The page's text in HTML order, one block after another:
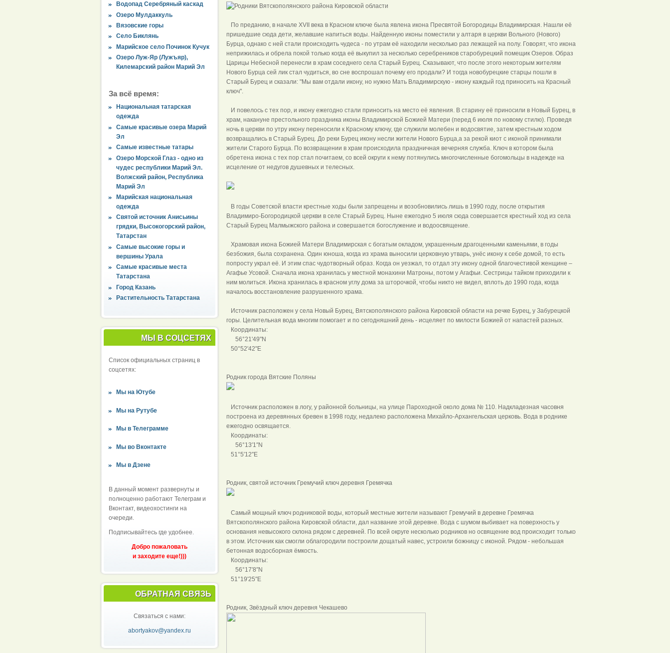
Водопад Серебряный каскад
Озеро Мулдаккуль
Вязовские горы
Село Биклянь
Марийское село Починок Кучук
Озеро Луж-Яр (Лужъяр),
Килемарский район Марий Эл
За всё время:
Национальная татарская
одежда
Самые красивые озера Марий
Эл
Самые известные татары
Озеро Морской Глаз - одно из
чудес республики Марий Эл.
Волжский район, Республика
Марий Эл
Марийская национальная
одежда
Святой источник Анисьины
грядки, Высокогорский район,
Татарстан
Самые высокие горы и
вершины Урала
Самые красивые места
Татарстана
Город Казань
Растительность Татарстана
МЫ В СОЦСЕТЯХ
Список официальных страниц в
соцсетях:
Мы на Ютубе
Мы на Рутубе
Мы в Телеграмме
Мы во Вконтакте
Мы в Дзене
В данный момент развернуты и
полноценно работают Телеграм и
Вконтакт, видеохостинги на
очереди.
Подписывайтесь где удобнее.
Добро пожаловать
и заходите еще!)))
ОБРАТНАЯ СВЯЗЬ
Связаться с нами:
abortyakov@yandex.ru
По преданию, в начале XVII века в Красном ключе была явлена икона Пресвятой Богородицы Владимирская. Нашли её
пришедшие сюда дети, желавшие напиться воды. Найденную иконы поместили у алтаря в церкви Вольного (Нового)
Бурца, однако с ней стали происходить чудеса - по утрам её находили несколько раз лежащей на полу. Говорят, что икона
неприжилась и обрела покой только когда её выкупил за несколько серебреников старобурецкий помещик Озеров. Образ
Царицы Небесной перенесли в храм соседнего села Старый Бурец. Сказывают, что после этого некоторым жителям
Нового Бурца сей лик стал чудиться, во сне воспрошал почему его продали? И тогда новобурецкие старцы пошли в
Старый Бурец и сказали: "Мы вам отдали икону, но нужно Мать Владимирскую - икону каждый год приносить на Красный
ключ".
И повелось с тех пор, и икону ежегодно стали приносить на место её явления. В старину её приносили в Новый Бурец, в
храм, накануне престольного праздника иконы Владимирской Божией Матери (перед 6 июля по новому стилю). Проведя
ночь в церкви по утру икону переносили к Красному ключу, где служили молебен и водосвятие, затем крестным ходом
возвращались в Старый Бурец. До реки Бурец икону несли жители Нового Бурца,а за рекой киот с иконой принимали
жители Старого Бурца. По возвращении в храм происходила праздничная вечерняя служба. Ключ в котором была
обретена икона с тех пор стал почитаем, со всей округи к нему потянулись многочисленные богомольцы в надежде на
исцеление от недугов душевных и телесных.
В годы Советской власти крестные ходы были запрещены и возобновились лишь в 1990 году, после открытия
Владимиро-Богородицкой церкви в селе Старый Бурец. Ныне ежегодно 5 июля сюда совершается крестный ход из села
Старый Бурец Малмыжского района и совершается богослужение и водоосвящение.
Храмовая икона Божией Матери Владимирская с богатым окладом, украшенным драгоценными каменьями, в годы
безбожия, была сохранена. Один юноша, когда из храма выносили церковную утварь, унёс икону к себе домой, то есть
попросту украл её. И этим спас чудотворный образ. Когда он уезжал, то отдал эту икону одной благочестивой женщине –
Агафье Усовой. Сначала икона хранилась у местной монахини Матроны, потом у Агафьи. Сестрицы тайком приходили к
ним молиться. Икона хранилась в красном углу дома за шторочкой, чтобы никто не видел, вплоть до 1990 года, когда
началось восстановление разрушенного храма.
Источник расположен у села Новый Бурец, Вятскополянского района Кировской области на речке Бурец, у Забурецкой
горы. Целительная вода многим помогает и по сегодняшний день - исцеляет по милости Божией от напастей разных.
Координаты:
56°21'49"N
50°52'42"E
Родник города Вятские Поляны
Источник расположен в логу, у районной больницы, на улице Пароходной около дома № 110. Надкладезная часовня
построена из деревянных бревен в 1998 году, недалеко расположена Михайло-Архангельская церковь. Вода в роднике
ежегодно освящается.
Координаты:
56°13′1″N
51°5′12″E
Родник, святой источник Гремучий ключ деревня Гремячка
Самый мощный ключ родниковой воды, который местные жители называют Гремучий в деревне Гремячка
Вятскополянского района Кировской области, дал название этой деревне. Вода с шумом выбивает на поверхность у
основания невысокого склона рядом с деревней. По всей округе несколько родников но освящение вод происходит только
в этом. Источник как смогли облагородили построили дощатый навес, устроили божницу с иконой. Рядом - небольшая
бетонная водосборная ёмкость.
Координаты:
56°17′8″N
51°19′25″E
Родник, Звёздный ключ деревня Чекашево